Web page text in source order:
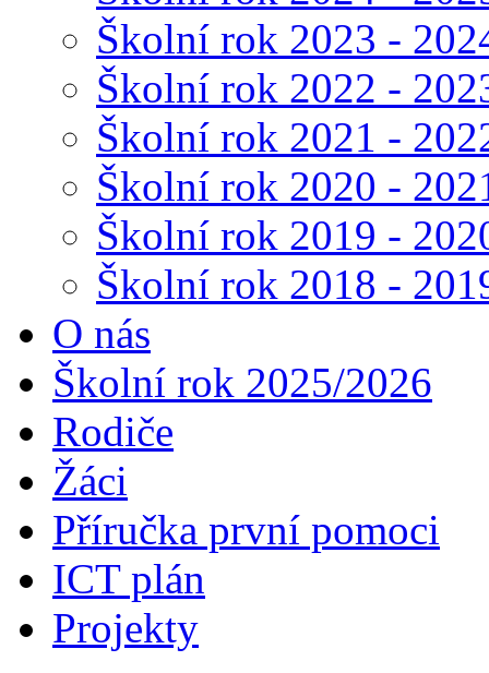
Školní rok 2023 -
Školní rok 2022 -
Školní rok 2021 -
Školní rok 2020 -
Školní rok 2019 -
Školní rok 2018 -
O nás
Školní rok 2025/2026
Rodiče
Žáci
Příručka první pomoci
ICT plán
Projekty